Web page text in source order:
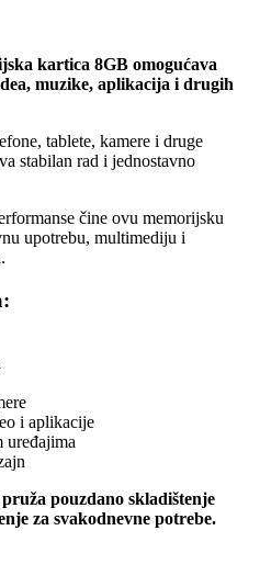
kartica 8GB omogućava
muzike, aplikacija i drugih
tablete, kamere i druge
stabilan rad i jednostavno
čine ovu memorijsku
upotrebu, multimediju i
i aplikacije
uređajima
pouzdano skladištenje
za svakodnevne potrebe.